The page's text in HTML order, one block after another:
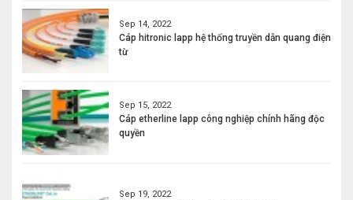
Sep 14, 2022
Cáp hitronic lapp hệ thống truyền dẫn quang điện
từ
Sep 15, 2022
Cáp etherline lapp công nghiệp chính hãng độc
quyền
Sep 19, 2022